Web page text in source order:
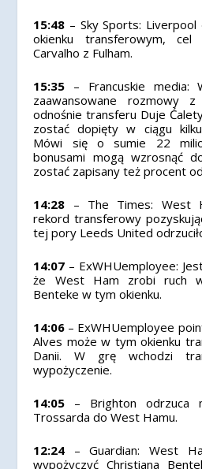
15:48 – Sky Sports:
okienku transferowym,
Carvalho z Fulham.
15:35 – Francuskie media:
zaawansowane rozmowy z
odnośnie transferu Duje
zostać dopięty w ciągu
Mówi się o sumie 22
bonusami mogą wzrosnąć
zostać zapisany też procent
14:28 – The Times: West
rekord transferowy
tej pory Leeds United
14:07 – ExWHUemployee:
że West Ham zrobi ruch w
Benteke w tym okienku.
14:06 – ExWHUemployee
Alves może w tym okienku
Danii. W grę wchodzi
wypożyczenie.
14:05 – Brighton odrzuca
Trossarda do West Hamu.
12:24 – Guardian: West
wypożyczyć Christiana